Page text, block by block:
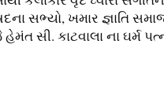
સભ્યો, ખમાર જ્ઞાતિ
સી. કાટવાલા ના ઘર્મ